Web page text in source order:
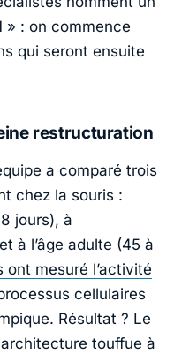
» : on commence
qui seront ensuite
restructuration
a comparé trois
chez la souris :
jours), à
à l’âge adulte (45 à
ont mesuré l’activité
cellulaires
Résultat ? Le
architecture touffue à